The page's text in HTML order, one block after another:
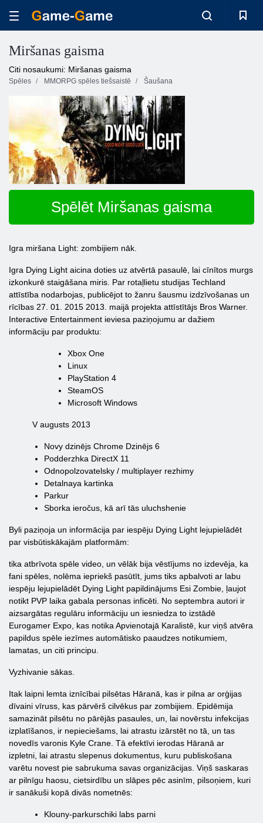
Miršanas gaisma
Citi nosaukumi: Miršanas gaisma
Spēles MMORPG spēles tiešsaistē Šaušana
Spēlēt Miršanas gaisma
Igra miršana Light: zombijiem nāk.
Igra Dying Light aicina doties uz atvērtā pasaulē, lai cīnītos murgs
izkonkurē staigāšana miris. Par rotaļlietu studijas Techland
attīstība nodarbojas, publicējot to žanru šausmu izdzīvošanas un
rīcības 27. 01. 2015 2013. maijā projekta attīstītājs Bros Warner.
Interactive Entertainment ieviesa paziņojumu ar dažiem
informāciju par produktu:
Xbox One
Linux
PlayStation 4
SteamOS
Microsoft Windows
V augusts 2013
Novy dzinējs Chrome Dzinējs 6
Podderzhka DirectX 11
Odnopolzovatelsky / multiplayer rezhimy
Detalnaya kartinka
Parkur
Sborka ieročus, kā arī tās uluchshenie
Byli paziņoja un informācija par iespēju Dying Light lejupielādēt
par visbūtiskākajām platformām:
tika atbrīvota spēle video, un vēlāk bija vēstījums no izdevēja, ka
fani spēles, nolēma iepriekš pasūtīt, jums tiks apbalvoti ar labu
iespēju lejupielādēt Dying Light papildinājums Esi Zombie, ļaujot
notikt PVP laika gabala personas inficēti. No septembra autori ir
aizsargātas regulāru informāciju un iesniedza to izstādē
Eurogamer Expo, kas notika Apvienotajā Karalistē, kur viņš atvēra
papildus spēle iezīmes automātisko paaudzes notikumiem,
lamatas, un citi principu.
Vyzhivanie sākas.
Itak laipni lemta iznīcībai pilsētas Hāranā, kas ir pilna ar orģijas
dīvaini vīruss, kas pārvērš cilvēkus par zombijiem. Epidēmija
samazināt pilsētu no pārējās pasaules, un, lai novērstu infekcijas
izplatīšanos, ir nepieciešams, lai atrastu izārstēt no tā, un tas
novedīs varonis Kyle Crane. Tā efektīvi ierodas Hāranā ar
izpletni, lai atrastu slepenus dokumentus, kuru publiskošana
varētu novest pie sabrukuma savas organizācijas. Viņš saskaras
ar pilnīgu haosu, cietsirdību un slāpes pēc asinīm, pilsoņiem, kuri
ir sanākuši kopā divās nometnēs:
Klouny-parkurschiki labs parni